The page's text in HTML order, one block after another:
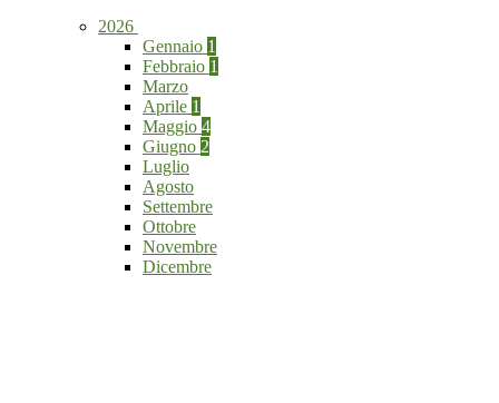
2026
Gennaio 1
Febbraio 1
Marzo
Aprile 1
Maggio 4
Giugno 2
Luglio
Agosto
Settembre
Ottobre
Novembre
Dicembre